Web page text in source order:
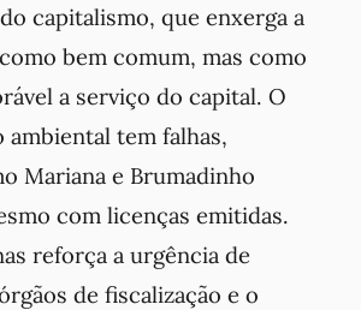
capitalismo, que enxerga a
bem comum, mas como
a serviço do capital. O
tem falhas,
Mariana e Brumadinho
com licenças emitidas.
reforça a urgência de
de fiscalização e o